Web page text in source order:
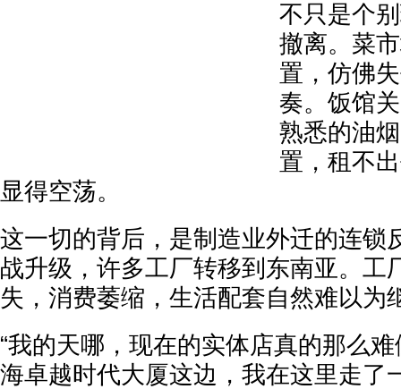
不只是个
撤离。菜
置，仿佛
奏。饭馆
熟悉的油
置，租不
显得空荡。
这一切的背后，是制造业外迁的连锁
战升级，许多工厂转移到东南亚。工
失，消费萎缩，生活配套自然难以为
“我的天哪，现在的实体店真的那么
海卓越时代大厦这边，我在这里走了